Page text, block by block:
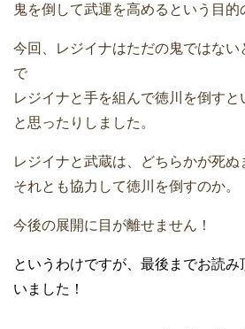
鬼を倒して武運を高めるという目的
今回、レジイナはただの鬼ではな
で
レジイナと手を組んで徳川を倒す
と思ったりしました。
レジイナと武蔵は、どちらかが死ぬ
それとも協力して徳川を倒すのか。
今後の展開に目が離せません！
というわけですが、最後までお読
いました！